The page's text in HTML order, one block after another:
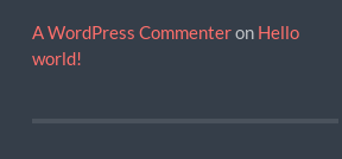
A WordPress Commenteron Hello
world!